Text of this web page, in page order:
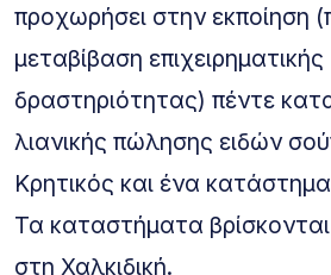
προχωρήσει στην εκποίηση
μεταβίβαση επιχειρηματικής
δραστηριότητας) πέντε
λιανικής πώλησης ειδών
Κρητικός και ένα
Τα καταστήματα
στη Χαλκιδική.